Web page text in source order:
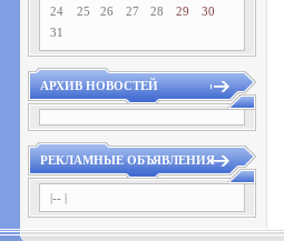
24
25 26 27 28 29
30
31
АРХИВ НОВОСТЕЙ
РЕКЛАМНЫЕ ОБЪЯВЛЕНИЯ
|-- |